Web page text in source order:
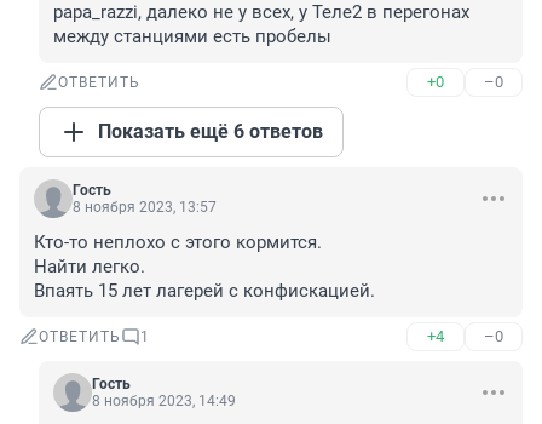
papa_razzi, далеко не у всех, у Теле2 в перегонах
между станциями есть пробелы
ОТВЕТИТЬ +0 –0
Показать ещё 6 ответов
Гость
8 ноября 2023, 13:57
Кто-то неплохо с этого кормится.
Найти легко.
Впаять 15 лет лагерей с конфискацией.
ОТВЕТИТЬ 1 +4 –0
Гость
8 ноября 2023, 14:49